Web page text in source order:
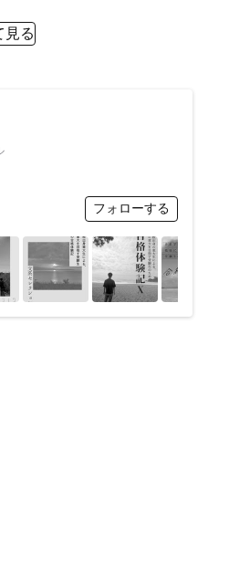
見る
フォローする